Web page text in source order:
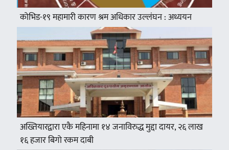
कोभिड-१९ महामारी कारण श्रम अधिकार उल्लंघन : अध्ययन
अख्तियारद्वारा एकै महिनामा १४ जनाविरुद्ध मुद्दा दायर, २६ लाख
१६ हजार बिगो रकम दाबी